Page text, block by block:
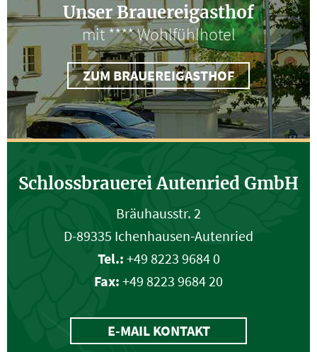
Unser Brauereigasthof
mit **** Wohlfühlhotel
ZUM BRAUEREIGASTHOF
E-MAIL KONTAKT
Schlossbrauerei Autenried GmbH
Bräuhausstr. 2
D-89335 Ichenhausen-Autenried
Tel.: +49 8223 9684 0
Fax: +49 8223 9684 20